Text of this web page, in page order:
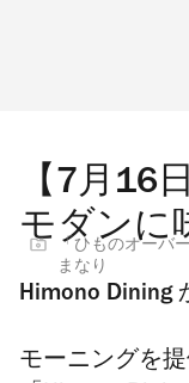
【7月16
モダンに
「ひものオーバ
まなり
Himono Dining
モーニングを